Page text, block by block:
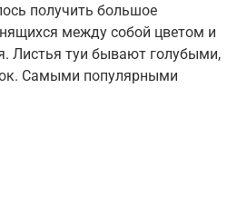
получить большое
между собой цветом и
Листья туи бывают голубыми,
Самыми популярными